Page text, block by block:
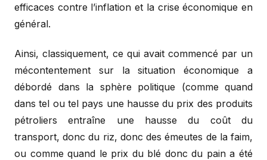
efficaces contre l’inflation et la crise économique en
général.
Ainsi, classiquement, ce qui avait commencé par un
mécontentement sur la situation économique a
débordé dans la sphère politique (comme quand
dans tel ou tel pays une hausse du prix des produits
pétroliers entraîne une hausse du coût du
transport, donc du riz, donc des émeutes de la faim,
ou comme quand le prix du blé donc du pain a été